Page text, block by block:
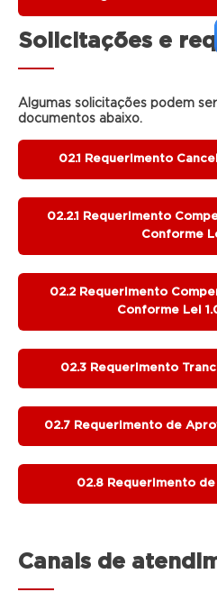
Solicitações e
Algumas solicitações podem
documentos abaixo.
02.1 Requerimento
02.2.1 Requerimento
Conforme
02.2 Requerimento
Conforme Lei
02.3 Requerimento
02.7 Requerimento de
02.8 Requerimento
Canais de